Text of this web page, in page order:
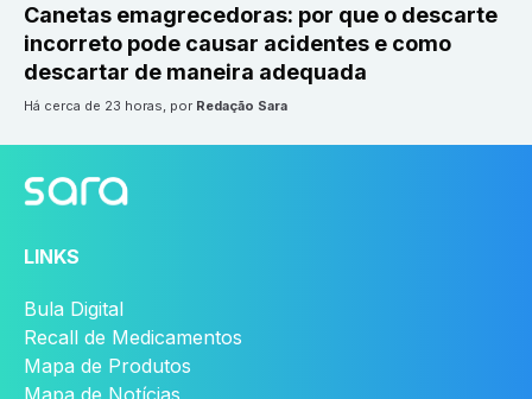
Canetas emagrecedoras: por que o descarte
incorreto pode causar acidentes e como
descartar de maneira adequada
há cerca de 23 horas, por Redação Sara
LINKS
Bula Digital
Recall de Medicamentos
Mapa de Produtos
Mapa de Notícias